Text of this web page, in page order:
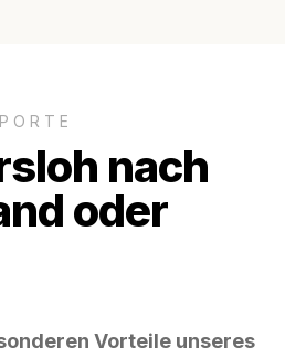
nach
oder
Vorteile unseres